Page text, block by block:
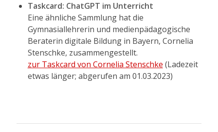
Taskcard: ChatGPT im Unterricht
Eine ähnliche Sammlung hat die
Gymnasiallehrerin und medienpädagogische
Beraterin digitale Bildung in Bayern, Cornelia
Stenschke, zusammengestellt.
zur Taskcard von Cornelia Stenschke (Ladezeit
etwas länger; abgerufen am 01.03.2023)